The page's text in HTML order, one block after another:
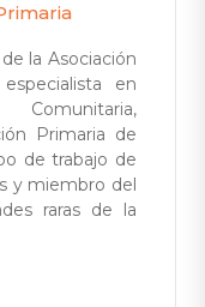
la Asociación
en
Primaria de
de trabajo de
y miembro del
raras de la